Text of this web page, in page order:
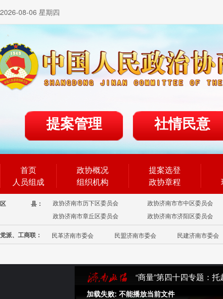
2026-08-06 星期四
提案管理 社情民意
首页
人员组成
政协概况
组织机构
提案选登
政协章程
区 县： 政协济南市历下区委员会
政协济南市市中区委员会
政协济南市章丘区委员会
政协济南市济阳区委员会
党派、工商联： 民革济南市委会 民盟济南市委会 民建济南市委会
“商量”第四十四专题：
加载失败: 不能播放当前文件